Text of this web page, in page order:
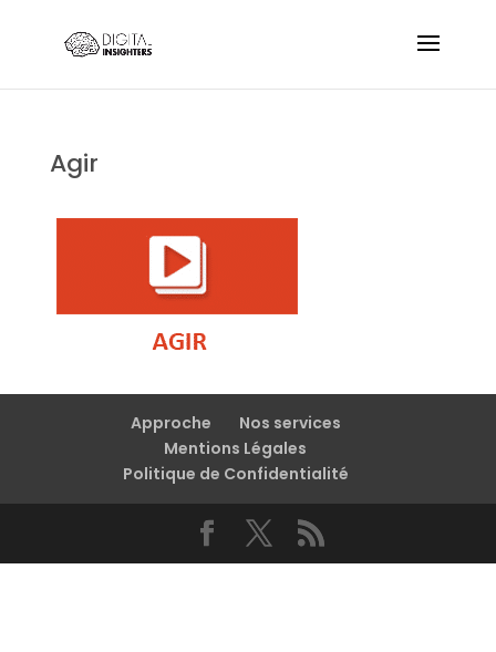
Agir
Approche
Nos services
Mentions Légales
Politique de Confidentialité